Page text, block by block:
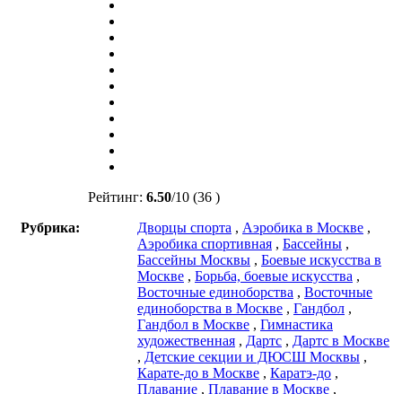
Рейтинг: 6.50/10 (36 )
Рубрика:
Дворцы спорта , Аэробика в Москве ,
Аэробика спортивная , Бассейны ,
Бассейны Москвы , Боевые искусства в
Москве , Борьба, боевые искусства ,
Восточные единоборства , Восточные
единоборства в Москве , Гандбол ,
Гандбол в Москве , Гимнастика
художественная , Дартс , Дартс в Москве
, Детские секции и ДЮСШ Москвы ,
Карате-до в Москве , Каратэ-до ,
Плавание , Плавание в Москве ,